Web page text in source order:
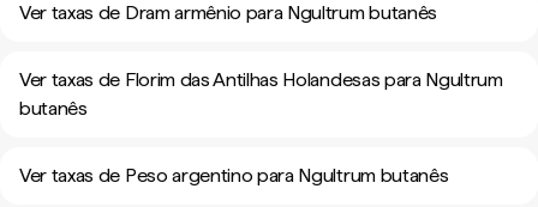
Ver taxas de Dram armênio para Ngultrum butanês
Ver taxas de Florim das Antilhas Holandesas para Ngultrum
butanês
Ver taxas de Peso argentino para Ngultrum butanês